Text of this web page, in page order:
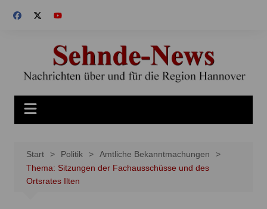
Inhalt
Start Politik
Amtliche Bekanntmachungen
Thema: Sitzungen der Fachausschüsse und des
Ortsrates Ilten